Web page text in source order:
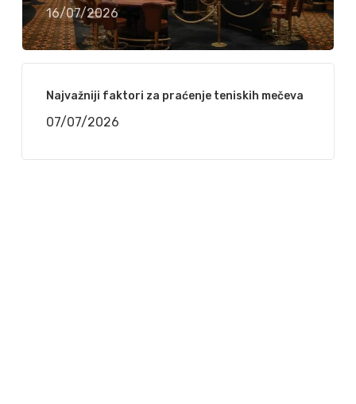
16/07/2026
Najvažniji faktori za praćenje teniskih mečeva
07/07/2026